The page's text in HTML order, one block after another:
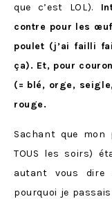
que c’est LOL).
contre pour les
poulet (j’ai failli
ça). Et, pour
(= blé, orge,
rouge.
Sachant que
TOUS les soirs)
autant vous dire
pourquoi je